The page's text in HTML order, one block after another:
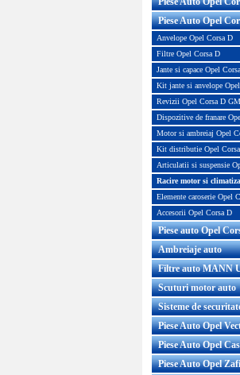
Piese Auto Opel
Anvelope Opel Corsa D
Filtre Opel Corsa D
Jante si capace Opel
Kit jante si anvelope
Revizii Opel Corsa D
Dispozitive de franare
Motor si ambreiaj Opel
Kit distributie Opel
Articulatii si suspensie
Racire motor si
Elemente caroserie Opel
Accesorii Opel Corsa D
Piese auto Opel
Ambreiaje auto
Filtre auto MANN
Scuturi motor auto
Sisteme de
Piese Auto Opel
Piese Auto Opel
Piese Auto Opel